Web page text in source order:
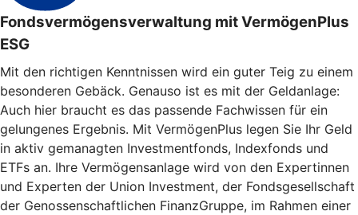
Fondsvermögensverwaltung mit VermögenPlus
ESG
Mit den richtigen Kenntnissen wird ein guter Teig zu einem
besonderen Gebäck. Genauso ist es mit der Geldanlage:
Auch hier braucht es das passende Fachwissen für ein
gelungenes Ergebnis. Mit VermögenPlus legen Sie Ihr Geld
in aktiv gemanagten Investmentfonds, Indexfonds und
ETFs an. Ihre Vermögensanlage wird von den Expertinnen
und Experten der Union Investment, der Fondsgesellschaft
der Genossenschaftlichen FinanzGruppe, im Rahmen einer